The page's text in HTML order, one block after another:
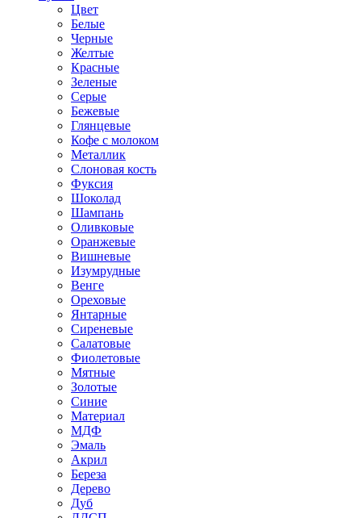
Цвет
Белые
Черные
Желтые
Красные
Зеленые
Серые
Бежевые
Глянцевые
Кофе с молоком
Металлик
Слоновая кость
Фуксия
Шоколад
Шампань
Оливковые
Оранжевые
Вишневые
Изумрудные
Венге
Ореховые
Янтарные
Сиреневые
Салатовые
Фиолетовые
Мятные
Золотые
Синие
Материал
МДФ
Эмаль
Акрил
Береза
Дерево
Дуб